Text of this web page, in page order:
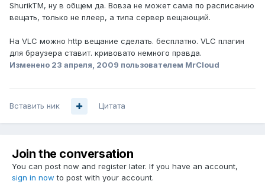
ShurikTM, ну в общем да. Вовза не может сама по расписанию
вещать, только не плеер, а типа сервер вещающий.
На VLC можно http вещание сделать. бесплатно. VLC плагин
для браузера ставит. кривовато немного правда.
Изменено 23 апреля, 2009 пользователем MrCloud
Вставить ник Цитата
Join the conversation
You can post now and register later. If you have an account,
sign in now to post with your account.